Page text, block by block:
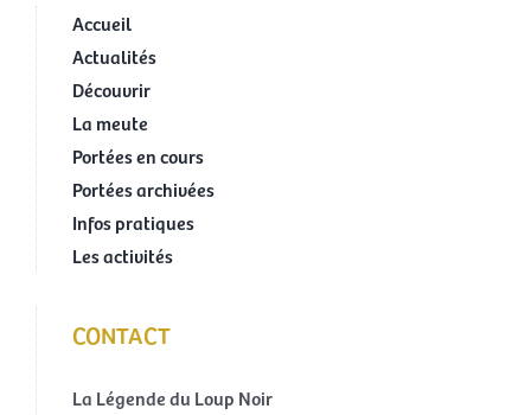
Accueil
Actualités
Découvrir
La meute
Portées en cours
Portées archivées
Infos pratiques
Les activités
CONTACT
La Légende du Loup Noir